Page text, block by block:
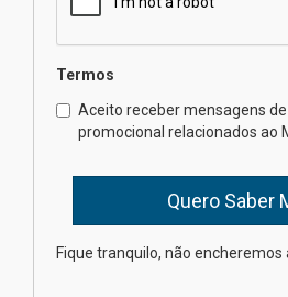
finalista do
obra sobre
Mackenzie
Termos
Aceito receber mensagens
promocional relacionados ao
Fique tranquilo, não encheremos